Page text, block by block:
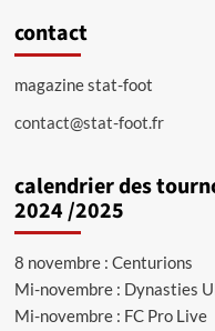
contact
magazine stat-foot
contact@stat-foot.fr
calendrier des
2024 /2025
8 novembre : Centurions
Mi-novembre : Dynasties
Mi-novembre : FC Pro Live